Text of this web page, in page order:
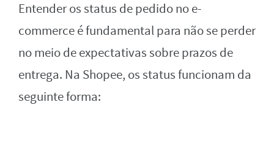
Entender os status de pedido no e-
commerce é fundamental para não se perder
no meio de expectativas sobre prazos de
entrega. Na Shopee, os status funcionam da
seguinte forma: